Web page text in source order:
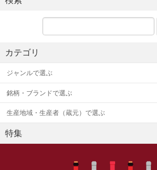
カテゴリ
ジャンルで選ぶ
銘柄・ブランドで選ぶ
生産地域・生産者（蔵元）で選ぶ
特集